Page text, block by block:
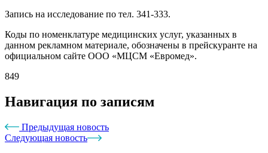
Запись на исследование по тел. 341-333.
Коды по номенклатуре медицинских услуг, указанных в
данном рекламном материале, обозначены в прейскуранте на
официальном сайте ООО «МЦСМ «Евромед».
849
Навигация по записям
Предыдущая новость
Следующая новость